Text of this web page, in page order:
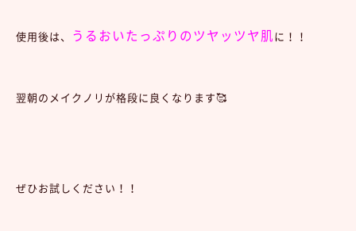
使用後は、 うるおいたっぷりのツヤッツヤ肌に！！
翌朝のメイクノリが格段に良くなります🥰
ぜひお試しください！！